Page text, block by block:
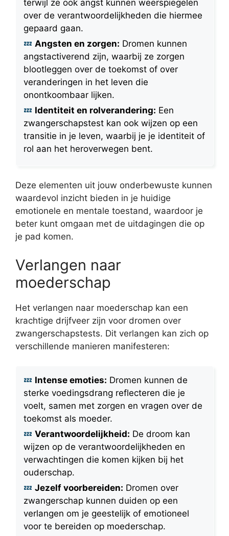
terwijl ze ook angst kunnen weerspiegelen
over de verantwoordelijkheden die hiermee
gepaard gaan.
Angsten en zorgen: Dromen kunnen
angstactiverend zijn, waarbij ze zorgen
blootleggen over de toekomst of over
veranderingen in het leven die
onontkoombaar lijken.
Identiteit en rolverandering: Een
zwangerschapstest kan ook wijzen op een
transitie in je leven, waarbij je je identiteit of
rol aan het heroverwegen bent.
Deze elementen uit jouw onderbewuste kunnen
waardevol inzicht bieden in je huidige
emotionele en mentale toestand, waardoor je
beter kunt omgaan met de uitdagingen die op
je pad komen.
Verlangen naar
moederschap
Het verlangen naar moederschap kan een
krachtige drijfveer zijn voor dromen over
zwangerschapstests. Dit verlangen kan zich op
verschillende manieren manifesteren:
Intense emoties: Dromen kunnen de
sterke voedingsdrang reflecteren die je
voelt, samen met zorgen en vragen over de
toekomst als moeder.
Verantwoordelijkheid: De droom kan
wijzen op de verantwoordelijkheden en
verwachtingen die komen kijken bij het
ouderschap.
Jezelf voorbereiden: Dromen over
zwangerschap kunnen duiden op een
verlangen om je geestelijk of emotioneel
voor te bereiden op moederschap.